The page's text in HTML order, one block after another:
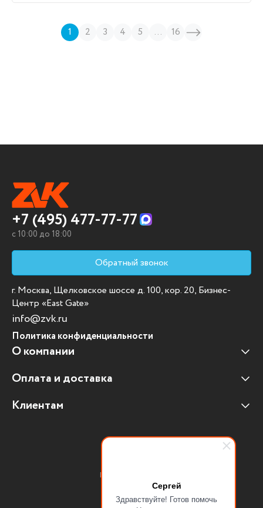
Сергей
Здравствуйте! Готов помочь
1 2 3 4 5 ... 16
+7 (495) 477-77-77
c 10:00 до 18:00
Обратный звонок
г. Москва, Щелковское шоссе д. 100, кор. 20, Бизнес-
Центр «East Gate»
info@zvk.ru
Политика конфиденциальности
О компании
Наши клиенты
Отзывы клиентов
Оплата и доставка
Оплата и доставка
Клиентам
Мультимедийное оборудование
Присоединяйтесь: